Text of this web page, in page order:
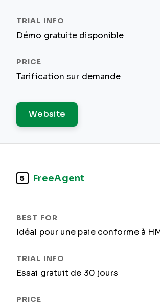
Démo gratuite disponible
Tarification sur demande
Website
5 FreeAgent
Idéal pour une paie conforme à
Essai gratuit de 30 jours